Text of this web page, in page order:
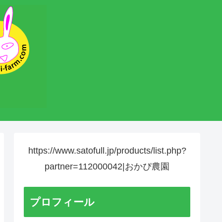
https://www.satofull.jp/products/list.php?
partner=112000042|おかぴ農園
プロフィール